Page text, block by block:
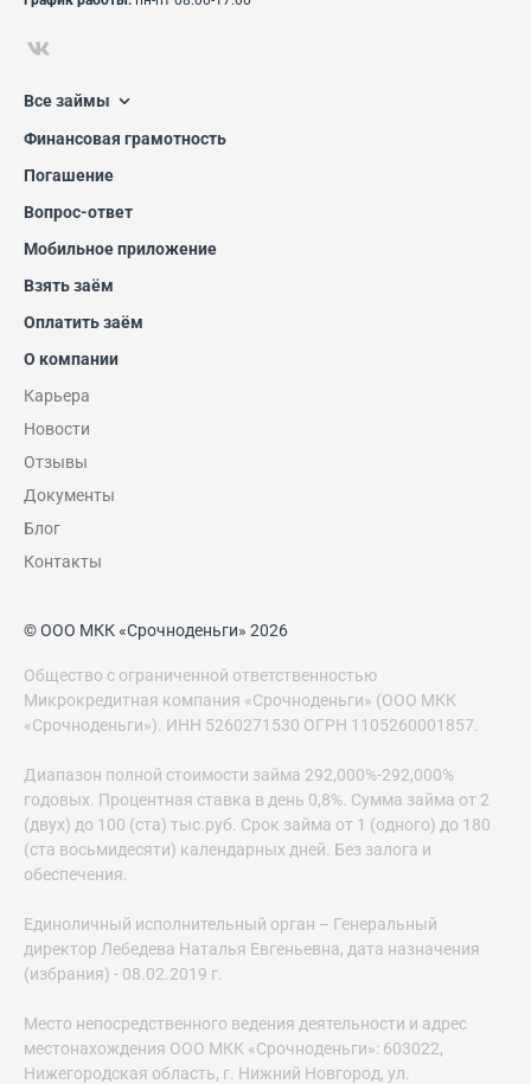
Все займы
Финансовая грамотность
Погашение
Вопрос-ответ
Мобильное приложение
Взять заём
Оплатить заём
О компании
Карьера
Новости
Отзывы
Документы
Блог
Контакты
© ООО МКК «Срочноденьги» 2026
Общество с ограниченной ответственностью
Микрокредитная компания «Срочноденьги» (ООО МКК
«Срочноденьги»). ИНН 5260271530 ОГРН 1105260001857.
Диапазон полной стоимости займа 292,000%-292,000%
годовых. Процентная ставка в день 0,8%. Сумма займа от 2
(двух) до 100 (ста) тыс.руб. Срок займа от 1 (одного) до 180
(ста восьмидесяти) календарных дней. Без залога и
обеспечения.
Единоличный исполнительный орган – Генеральный
директор Лебедева Наталья Евгеньевна, дата назначения
(избрания) - 08.02.2019 г.
Место непосредственного ведения деятельности и адрес
местонахождения ООО МКК «Срочноденьги»: 603022,
Нижегородская область, г. Нижний Новгород, ул.